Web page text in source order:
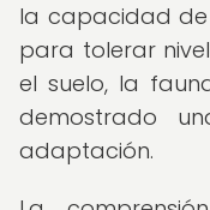
la capacidad de
para tolerar
el suelo, la
demostrado
adaptación.